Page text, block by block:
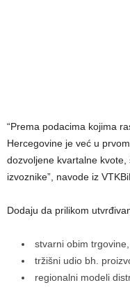
“Prema podacima kojima
Hercegovine je već u
dozvoljene kvartalne
izvoznike”, navode iz
Dodaju da prilikom
stvarni obim trgovine,
tržišni udio bh.
regionalni modeli